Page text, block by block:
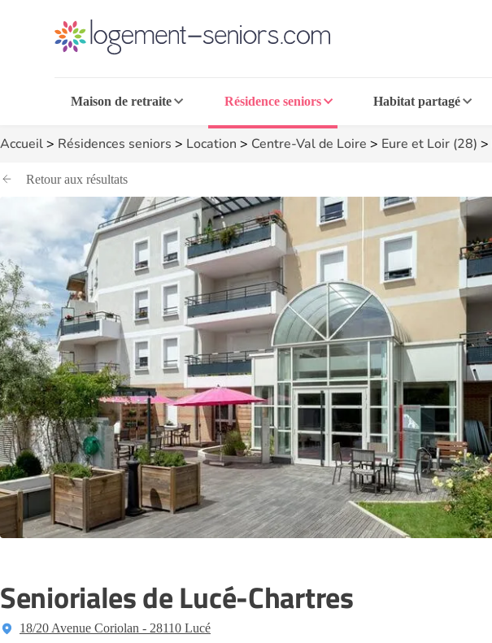
Maison de retraite Résidence seniors Habitat partagé
Accueil> Résidences seniors > Location > Centre-Val de Loire > Eure et Loir (28) >
Retour aux résultats
Senioriales de Lucé-Chartres
18/20 Avenue Coriolan - 28110 Lucé